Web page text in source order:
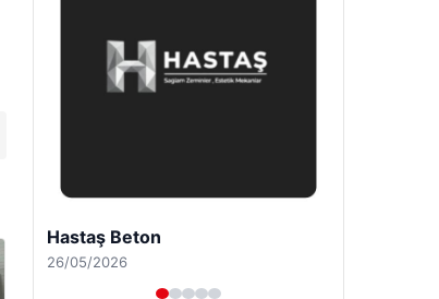
Enes Kaplan Avukatlık Bürosu
28/04/2026